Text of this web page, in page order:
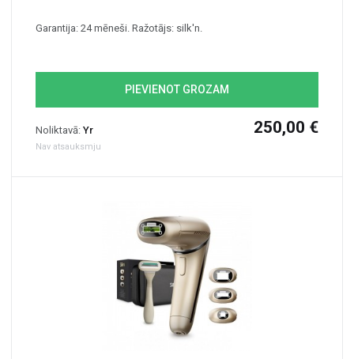
Garantija: 24 mēneši. Ražotājs: silk'n.
PIEVIENOT GROZAM
Noliktavā: Yr
Nav atsauksmju
250,00 €